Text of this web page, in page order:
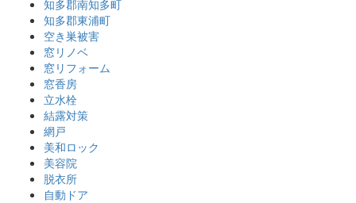
知多郡南知多町
知多郡東浦町
空き巣被害
窓リノベ
窓リフォーム
窓香房
立水栓
結露対策
網戸
美和ロック
美容院
脱衣所
自動ドア